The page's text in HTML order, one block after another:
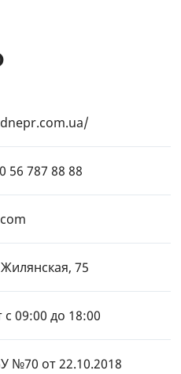
56 787 88 88
75
09:00 до 18:00
№70 от 22.10.2018